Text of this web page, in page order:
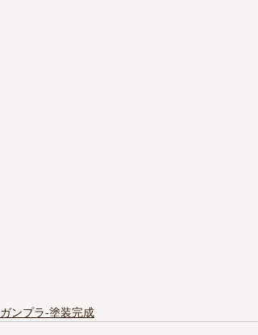
ガンプラ‐塗装完成